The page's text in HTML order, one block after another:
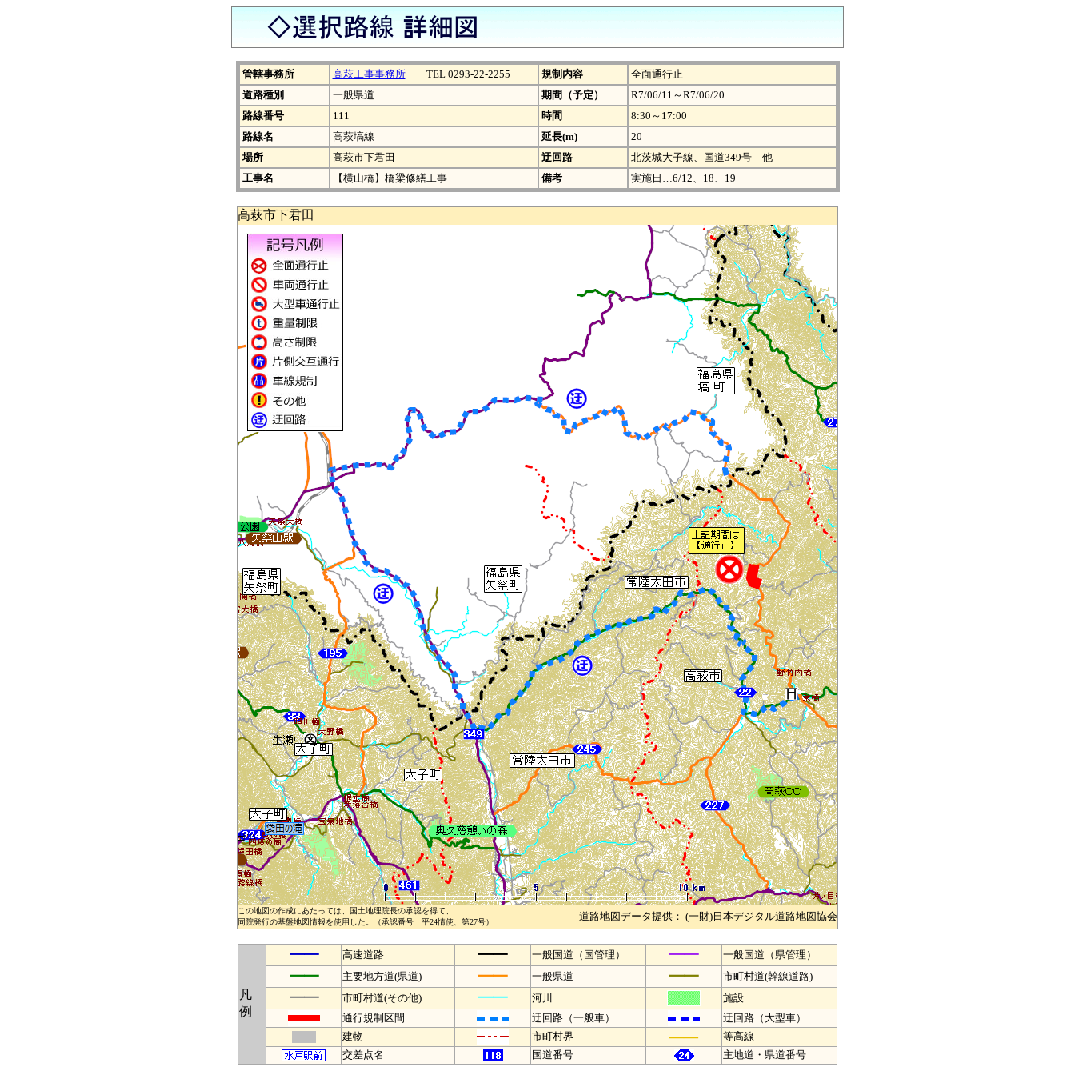
管轄事務所 高萩工事事務所TEL 0293-22-2255 規制内容
全面通行止
道路種別
一般県道 期間（予定）
R7/06/11～R7/06/20
路線番号
111 時間
8:30～17:00
路線名
高萩塙線 延長(m)
20
場所
高萩市下君田 迂回路
北茨城大子線、国道349号 他
工事名
【横山橋】橋梁修繕工事 備考 実施日…6/12、18、19
高萩市下君田
この地図の作成にあたっては、国土地理院長の承認を得て、
同院発行の基盤地図情報を使用した。（承認番号 平24情使、第27号）
道路地図データ提供： (一財)日本デジタル道路地図協会
凡
例
━━ 高速道路 ━━ 一般国道（国管理） ━━ 一般国道（県管理）
━━ 主要地方道(県道) ━━ 一般県道 ━━ 市町村道(幹線道路)
━━ 市町村道(その他) ━━ 河川
施設
通行規制区間
迂回路（一般車）
迂回路（大型車）
建物
市町村界 ――
等高線
交差点名
国道番号 主地道・県道番号